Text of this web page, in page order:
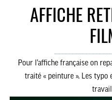
AFFICHE
Pour l’affiche française on
traité « peinture ». Les typo